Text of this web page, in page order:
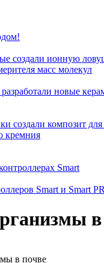
создали ионную
масс молекул
новые
создали композит
кремния
Smart
Smart и Smart
в